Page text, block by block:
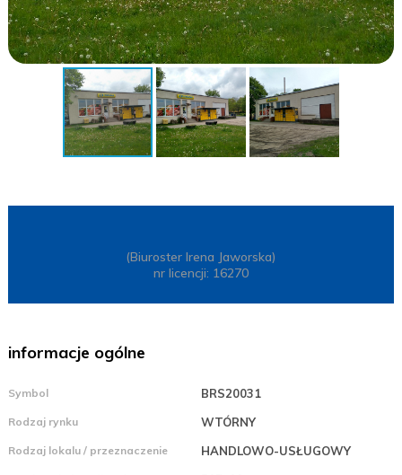
(Biuroster Irena Jaworska)
nr licencji: 16270
informacje ogólne
Symbol BRS20031
Rodzaj rynku WTÓRNY
Rodzaj lokalu / przeznaczenie HANDLOWO-USŁUGOWY